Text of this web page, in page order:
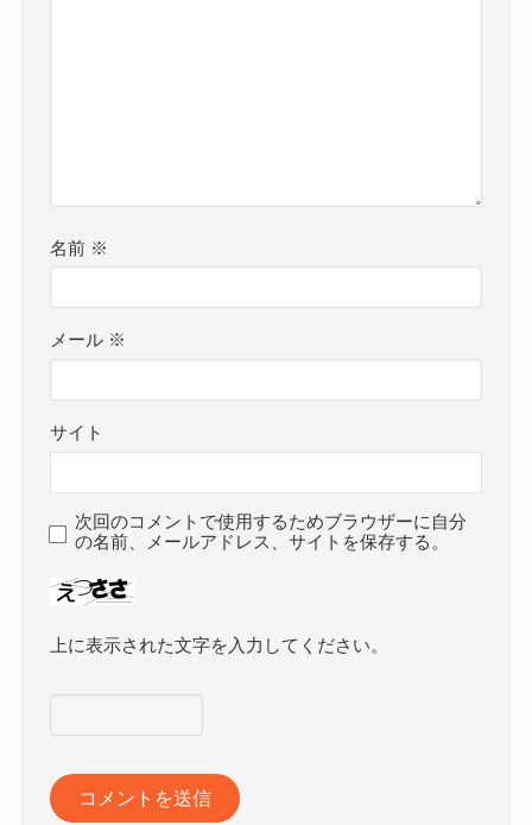
名前 ※
メール ※
サイト
次回のコメントで使用するためブラウザーに自分
の名前、メールアドレス、サイトを保存する。
上に表示された文字を入力してください。